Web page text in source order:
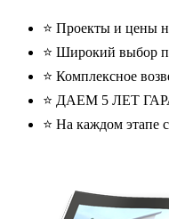
⭐️ Проекты и цены
⭐️ Широкий выбор
⭐️ Комплексное
⭐️ ДАЕМ 5 ЛЕТ
⭐️ На каждом этапе